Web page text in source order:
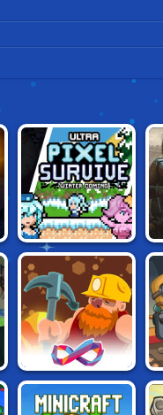
ULTRA PIXEL
SURVIVE:
WINTER'S COMING
GOLD DIGGER
FRVR